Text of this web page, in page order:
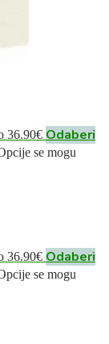
36.90€ Odaberi
se mogu
36.90€ Odaberi
se mogu